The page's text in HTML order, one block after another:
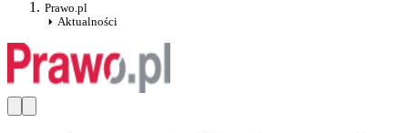
Prawo.pl
Aktualności